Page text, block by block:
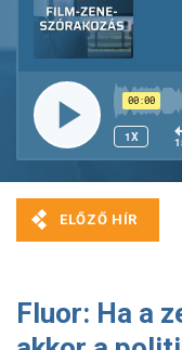
FILM-ZENE-
PLAYLIST
MI AZ A ROBOT
Fluor: Ha a